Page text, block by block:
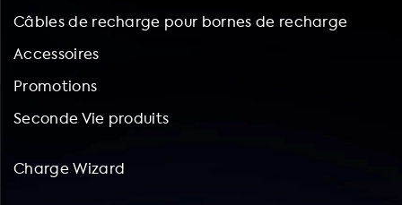
Câbles de recharge pour bornes de recharge
Accessoires
Promotions
Seconde Vie produits
Charge Wizard